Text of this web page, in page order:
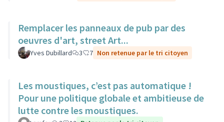
Remplacer les panneaux de pub par des
oeuvres d'art, street Art...
Yves Dubillard 3 7 Non retenue par le tri citoyen
Les moustiques, c’est pas automatique !
Pour une politique globale et ambitieuse de
lutte contre les moustiques.